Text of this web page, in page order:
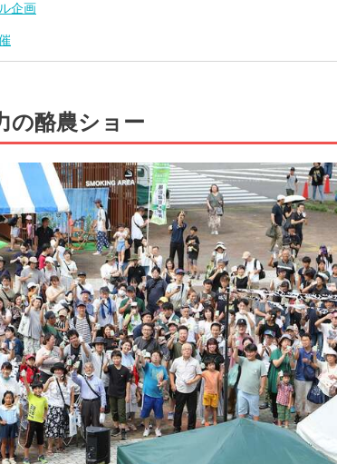
企画
の酪農ショー